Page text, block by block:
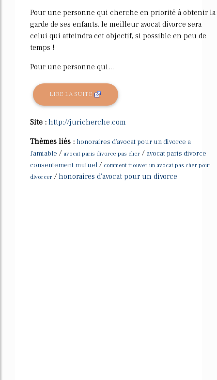
Pour une personne qui cherche en priorité à obtenir la
garde de ses enfants, le meilleur avocat divorce sera
celui qui atteindra cet objectif, si possible en peu de
temps !
Pour une personne qui...
LIRE LA SUITE
Site : http://juricherche.com
Thèmes liés : honoraires d'avocat pour un divorce a
l'amiable / avocat paris divorce pas cher / avocat paris divorce
consentement mutuel / comment trouver un avocat pas cher pour
divorcer /honoraires d'avocat pour un divorce